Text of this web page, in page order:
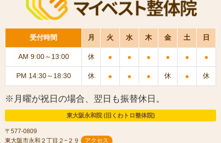
受付時間 月 火 水 木 金 土 日
AM 9:00～13:00 休 ● ● ● ● ● ●
PM 14:30～18:30 休 ● ● ● 休 ● 休
※月曜が祝日の場合、翌日も振替休日。
東大阪永和院 (旧くわトロ整体院)
〒577-0809
東大阪市永和２丁目２−２９
アクセス